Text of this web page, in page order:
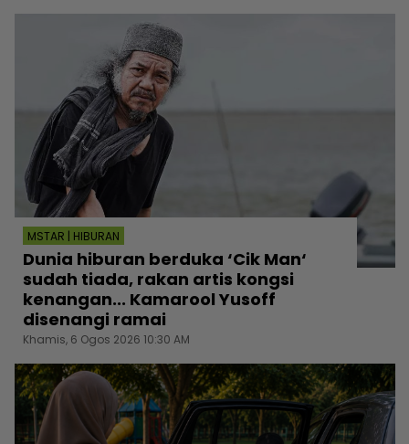
MSTAR | HIBURAN
Dunia hiburan berduka ‘Cik Man‘
sudah tiada, rakan artis kongsi
kenangan... Kamarool Yusoff
disenangi ramai
Khamis, 6 Ogos 2026 10:30 AM